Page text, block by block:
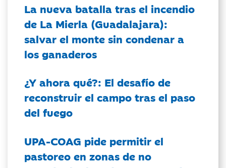
La nueva batalla tras el incendio
de La Mierla (Guadalajara):
salvar el monte sin condenar a
los ganaderos
¿Y ahora qué?: El desafío de
reconstruir el campo tras el paso
del fuego
UPA-COAG pide permitir el
pastoreo en zonas de no